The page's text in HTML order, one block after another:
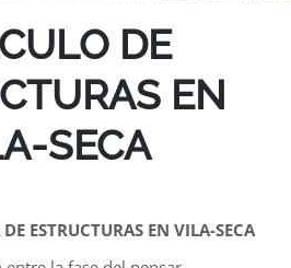
DE
EN
SECA
ESTRUCTURAS EN VILA-SECA